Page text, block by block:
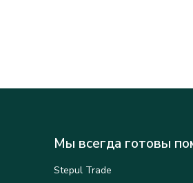
Мы всегда готовы
Stepul Trade